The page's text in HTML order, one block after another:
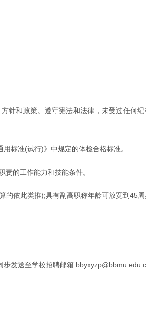
针和政策。遵守宪法和法律，未受过任何
标准(试行)》中规定的体检合格标准。
的工作能力和技能条件。
依此类推);具有副高职称年龄可放宽到45
发送至学校招聘邮箱